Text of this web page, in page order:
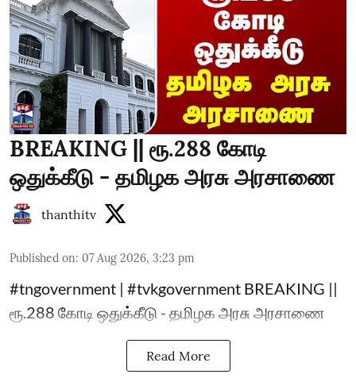
BREAKING || ரூ.288 கோடி
ஒதுக்கீடு - தமிழக அரசு அரசாணை
thanthitv
Published on: 07 Aug 2026, 3:23 pm
#tngovernment | #tvkgovernment BREAKING ||
ரூ.288 கோடி ஒதுக்கீடு - தமிழக அரசு அரசாணை
Read More